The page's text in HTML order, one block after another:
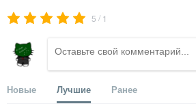
5 / 1
Новые Лучшие Ранее